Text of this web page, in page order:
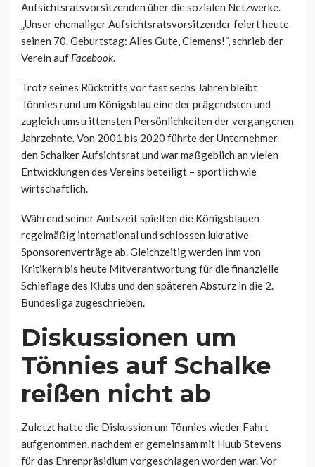
Aufsichtsratsvorsitzenden über die sozialen Netzwerke.
„Unser ehemaliger Aufsichtsratsvorsitzender feiert heute
seinen 70. Geburtstag: Alles Gute, Clemens!“, schrieb der
Verein auf Facebook.
Trotz seines Rücktritts vor fast sechs Jahren bleibt
Tönnies rund um Königsblau eine der prägendsten und
zugleich umstrittensten Persönlichkeiten der vergangenen
Jahrzehnte. Von 2001 bis 2020 führte der Unternehmer
den Schalker Aufsichtsrat und war maßgeblich an vielen
Entwicklungen des Vereins beteiligt – sportlich wie
wirtschaftlich.
Während seiner Amtszeit spielten die Königsblauen
regelmäßig international und schlossen lukrative
Sponsorenverträge ab. Gleichzeitig werden ihm von
Kritikern bis heute Mitverantwortung für die finanzielle
Schieflage des Klubs und den späteren Absturz in die 2.
Bundesliga zugeschrieben.
Diskussionen um
Tönnies auf Schalke
reißen nicht ab
Zuletzt hatte die Diskussion um Tönnies wieder Fahrt
aufgenommen, nachdem er gemeinsam mit Huub Stevens
für das Ehrenpräsidium vorgeschlagen worden war. Vor